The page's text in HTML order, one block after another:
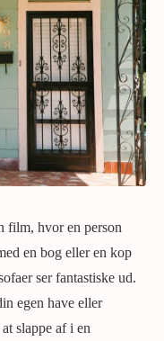
film, hvor en person
en bog eller en kop
ser fantastiske ud.
egen have eller
slappe af i en